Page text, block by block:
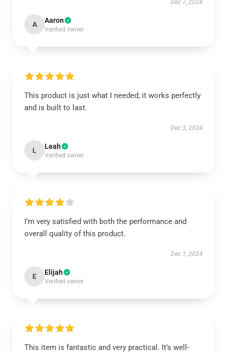
Dec 7, 2024
A Aaron
Verified owner
This product is just what I needed; it works perfectly
and is built to last.
Dec 3, 2024
L Leah
Verified owner
I’m very satisfied with both the performance and
overall quality of this product.
Dec 1, 2024
E Elijah
Verified owner
This item is fantastic and very practical. It’s well-